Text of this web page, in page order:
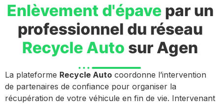
Enlèvement d'épavepar un
professionnel du réseau
Recycle Auto sur Agen
La plateforme Recycle Auto coordonne l’intervention
de partenaires de confiance pour organiser la
récupération de votre véhicule en fin de vie. Intervenant